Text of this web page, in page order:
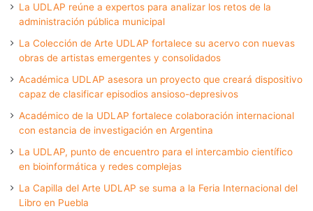
La UDLAP reúne a expertos para analizar los retos de la
administración pública municipal
La Colección de Arte UDLAP fortalece su acervo con nuevas
obras de artistas emergentes y consolidados
Académica UDLAP asesora un proyecto que creará dispositivo
capaz de clasificar episodios ansioso-depresivos
Académico de la UDLAP fortalece colaboración internacional
con estancia de investigación en Argentina
La UDLAP, punto de encuentro para el intercambio científico
en bioinformática y redes complejas
La Capilla del Arte UDLAP se suma a la Feria Internacional del
Libro en Puebla